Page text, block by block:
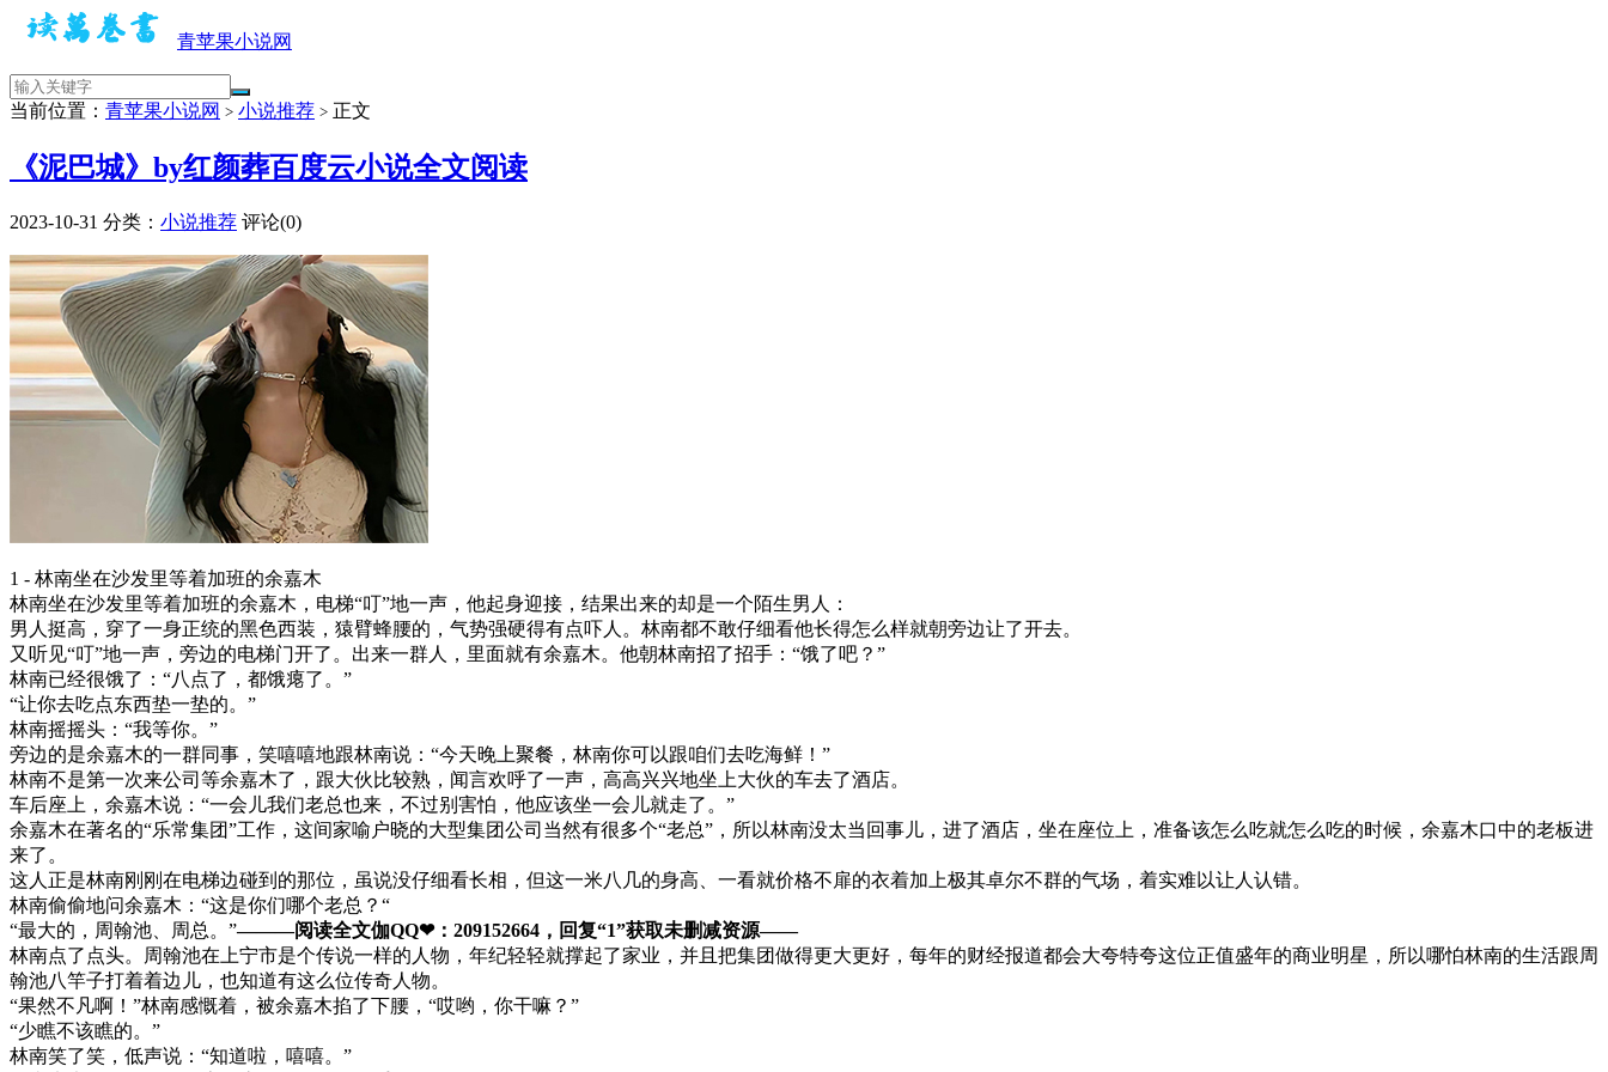
青苹果小说网
当前位置： 青苹果小说网 > 小说推荐 > 正文
《泥巴城》by红颜葬百度云小说全文阅读
2023-10-31 分类： 小说推荐 评论(0)
1 - 林南坐在沙发里等着加班的余嘉木
林南坐在沙发里等着加班的余嘉木，电梯“叮”地一声，他起身迎接，结果出来的却是一个陌生男人：
男人挺高，穿了一身正统的黑色西装，猿臂蜂腰的，气势强硬得有点吓人。林南都不敢仔细看他长得怎么样就朝旁边让了开去。
又听见“叮”地一声，旁边的电梯门开了。出来一群人，里面就有余嘉木。他朝林南招了招手：“饿了吧？”
林南已经很饿了：“八点了，都饿瘪了。”
“让你去吃点东西垫一垫的。”
林南摇摇头：“我等你。”
旁边的是余嘉木的一群同事，笑嘻嘻地跟林南说：“今天晚上聚餐，林南你可以跟咱们去吃海鲜！”
林南不是第一次来公司等余嘉木了，跟大伙比较熟，闻言欢呼了一声，高高兴兴地坐上大伙的车去了酒店。
车后座上，余嘉木说：“一会儿我们老总也来，不过别害怕，他应该坐一会儿就走了。”
余嘉木在著名的“乐常集团”工作，这间家喻户晓的大型集团公司当然有很多个“老总”，所以林南没太当回事儿，进了酒店，坐在座位上，准备该怎么吃就怎么吃的时候，余嘉木口中的老板进
来了。
这人正是林南刚刚在电梯边碰到的那位，虽说没仔细看长相，但这一米八几的身高、一看就价格不扉的衣着加上极其卓尔不群的气场，着实难以让人认错。
林南偷偷地问余嘉木：“这是你们哪个老总？“
“最大的，周翰池、周总。”———阅读全文伽QQ❤：209152664，回复“1”获取未删减资源—​​​​—
林南点了点头。周翰池在上宁市是个传说一样的人物，年纪轻轻就撑起了家业，并且把集团做得更大更好，每年的财经报道都会大夸特夸这位正值盛年的商业明星，所以哪怕林南的生活跟周
翰池八竿子打着着边儿，也知道有这么位传奇人物。
“果然不凡啊！”林南感慨着，被余嘉木掐了下腰，“哎哟，你干嘛？”
“少瞧不该瞧的。”
林南笑了笑，低声说：“知道啦，嘻嘻。”